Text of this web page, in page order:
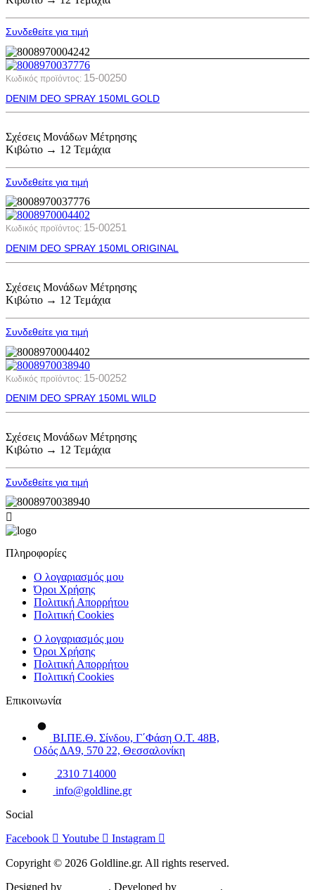
Συνδεθείτε για τιμή
Κωδικός προϊόντος: 15-00250
DENIM DEO SPRAY 150ML GOLD
Σχέσεις Μονάδων Μέτρησης
Κιβώτιο → 12 Τεμάχια
Συνδεθείτε για τιμή
Κωδικός προϊόντος: 15-00251
DENIM DEO SPRAY 150ML ORIGINAL
Σχέσεις Μονάδων Μέτρησης
Κιβώτιο → 12 Τεμάχια
Συνδεθείτε για τιμή
Κωδικός προϊόντος: 15-00252
DENIM DEO SPRAY 150ML WILD
Σχέσεις Μονάδων Μέτρησης
Κιβώτιο → 12 Τεμάχια
Συνδεθείτε για τιμή
Πληροφορίες
Ο λογαριασμός μου
Όροι Χρήσης
Πολιτική Απορρήτου
Πολιτική Cookies
Ο λογαριασμός μου
Όροι Χρήσης
Πολιτική Απορρήτου
Πολιτική Cookies
Επικοινωνία
ΒΙ.ΠΕ.Θ. Σίνδου, Γ΄Φάση Ο.Τ. 48Β,
Οδός ΔΑ9, 570 22, Θεσσαλονίκη
2310 714000
info@goldline.gr
Social
Facebook Youtube Instagram
Copyright © 2026 Goldline.gr. All rights reserved.
Designed by
. Developed by .